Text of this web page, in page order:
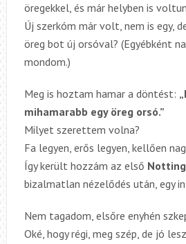
öregekkel, és már helyben is
Új szerkóm már volt, nem is egy,
öreg bot új orsóval? (Egyébként
mondom.)
Meg is hoztam hamar a döntést:
mihamarabb egy öreg orsó.”
Milyet szerettem volna?
Fa legyen, erős legyen, kellően
Így került hozzám az első
bizalmatlan nézelődés után, egy
Nem tagadom, elsőre enyhén
Oké, hogy régi, meg szép, de jó